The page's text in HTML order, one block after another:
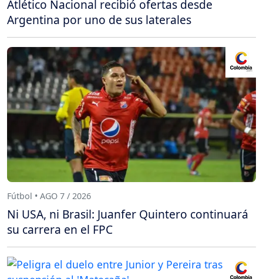
Atlético Nacional recibió ofertas desde
Argentina por uno de sus laterales
Fútbol • AGO 7 / 2026
Ni USA, ni Brasil: Juanfer Quintero continuará
su carrera en el FPC